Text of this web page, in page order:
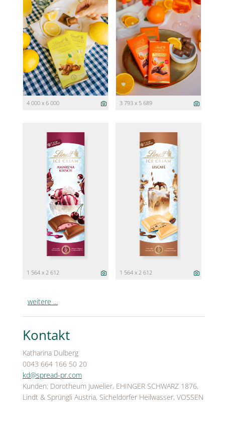
4 000 x 6 000 3 793 x 5 689
1 564 x 2 612 1 564 x 2 612
weitere ...
Kontakt
Katharina Dulberg
0043 664 166 50 20
kd@spread-pr.com
Kunden: Dorotheum Juwelier, EHINGER SCHWARZ 1876,
Lindt & Sprüngli Austria, Sicheldorfer Heilwasser, VOSSEN